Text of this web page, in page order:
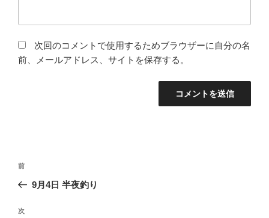
次回のコメントで使用するためブラウザーに自分の名
前、メールアドレス、サイトを保存する。
投
ナ
ビ
前
の
稿
前
9月4日 半夜釣り
次
次